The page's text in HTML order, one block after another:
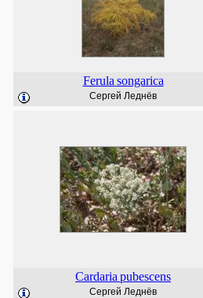
Ferula songarica
Сергей Леднёв
Cardaria pubescens
Сергей Леднёв